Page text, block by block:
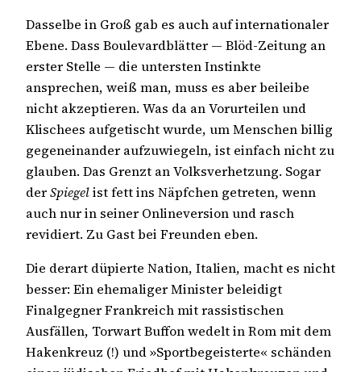
Dasselbe in Groß gab es auch auf internationaler
Ebene. Dass Boulevardblätter — Blöd-Zeitung an
erster Stelle — die untersten Instinkte
ansprechen, weiß man, muss es aber beileibe
nicht akzeptieren. Was da an Vorurteilen und
Klischees aufgetischt wurde, um Menschen billig
gegeneinander aufzuwiegeln, ist einfach nicht zu
glauben. Das Grenzt an Volksverhetzung. Sogar
derSpiegelist fett ins Näpfchen getreten, wenn
auch nur in seiner Onlineversion und rasch
revidiert. Zu Gast bei Freunden eben.
Die derart düpierte Nation, Italien, macht es nicht
besser: Ein ehemaliger Minister beleidigt
Finalgegner Frankreich mit rassistischen
Ausfällen, Torwart Buffon wedelt in Rom mit dem
Hakenkreuz (!) und »Sportbegeisterte« schänden